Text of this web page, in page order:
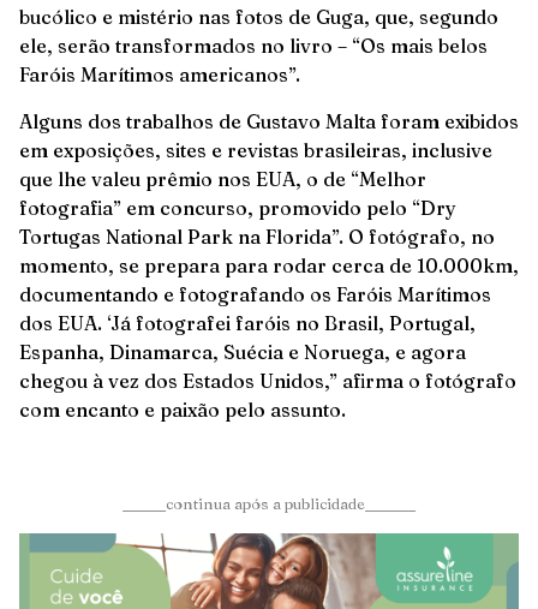
bucólico e mistério nas fotos de Guga, que, segundo
ele, serão transformados no livro – “Os mais belos
Faróis Marítimos americanos”.
Alguns dos trabalhos de Gustavo Malta foram exibidos
em exposições, sites e revistas brasileiras, inclusive
que lhe valeu prêmio nos EUA, o de “Melhor
fotografia” em concurso, promovido pelo “Dry
Tortugas National Park na Florida”. O fotógrafo, no
momento, se prepara para rodar cerca de 10.000km,
documentando e fotografando os Faróis Marítimos
dos EUA. ‘Já fotografei faróis no Brasil, Portugal,
Espanha, Dinamarca, Suécia e Noruega, e agora
chegou à vez dos Estados Unidos,” afirma o fotógrafo
com encanto e paixão pelo assunto.
______continua após a publicidade_______